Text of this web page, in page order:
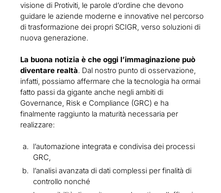
visione di Protiviti, le parole d’ordine che devono
guidare le aziende moderne e innovative nel percorso
di trasformazione dei propri SCIGR, verso soluzioni di
nuova generazione.
La buona notizia è che oggi l’immaginazione può
diventare realtà. Dal nostro punto di osservazione,
infatti, possiamo affermare che la tecnologia ha ormai
fatto passi da gigante anche negli ambiti di
Governance, Risk e Compliance (GRC) e ha
finalmente raggiunto la maturità necessaria per
realizzare:
l’automazione integrata e condivisa dei processi
GRC,
l’analisi avanzata di dati complessi per finalità di
controllo nonché